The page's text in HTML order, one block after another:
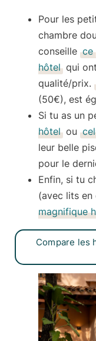
Pour les
chambre
conseille ce
hôtel qui
qualité/prix.
(50€), est
Si tu as un
hôtel ou
leur belle
pour le
Enfin, si tu
(avec lits
magnifique
Compare les